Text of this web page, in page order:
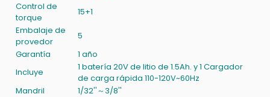
Control de
torque
15+1
Embalaje de
provedor
5
Garantía
1 año
Incluye
1 batería 20V de litio de 1.5Ah. y 1 Cargador
de carga rápida 110-120V~60Hz
Mandril
1/32''～3/8''